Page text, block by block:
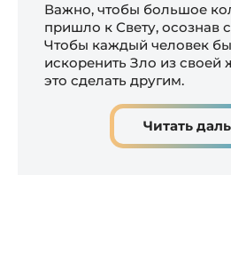
Важно, чтобы большое
пришло к Свету, осознав
Чтобы каждый человек
искоренить Зло из своей
это сделать другим.
Читать